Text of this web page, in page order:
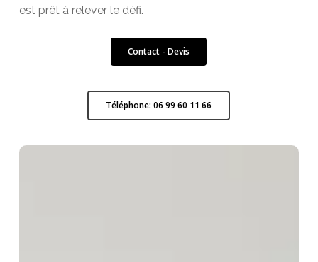
est prêt à relever le défi.
Contact - Devis
Téléphone: 06 99 60 11 66